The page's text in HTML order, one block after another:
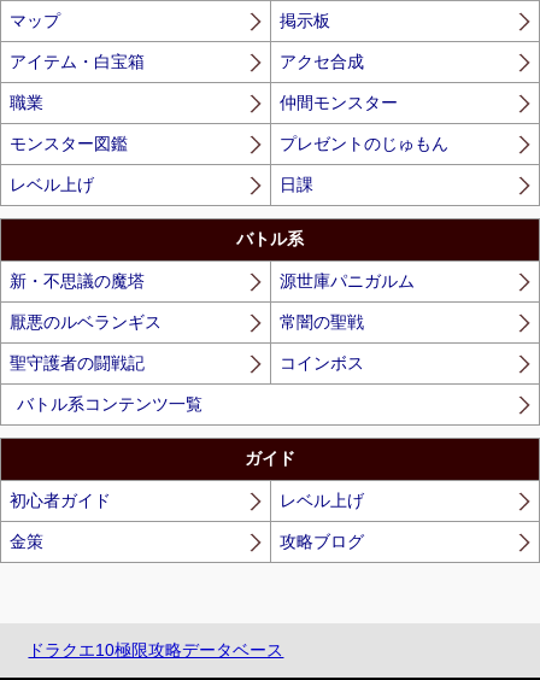
マップ 掲示板
アイテム・白宝箱 アクセ合成
職業 仲間モンスター
モンスター図鑑 プレゼントのじゅもん
レベル上げ 日課
バトル系
新・不思議の魔塔 源世庫パニガルム
厭悪のルベランギス 常闇の聖戦
聖守護者の闘戦記 コインボス
バトル系コンテンツ一覧
ガイド
初心者ガイド レベル上げ
金策 攻略ブログ
ドラクエ10極限攻略データベース